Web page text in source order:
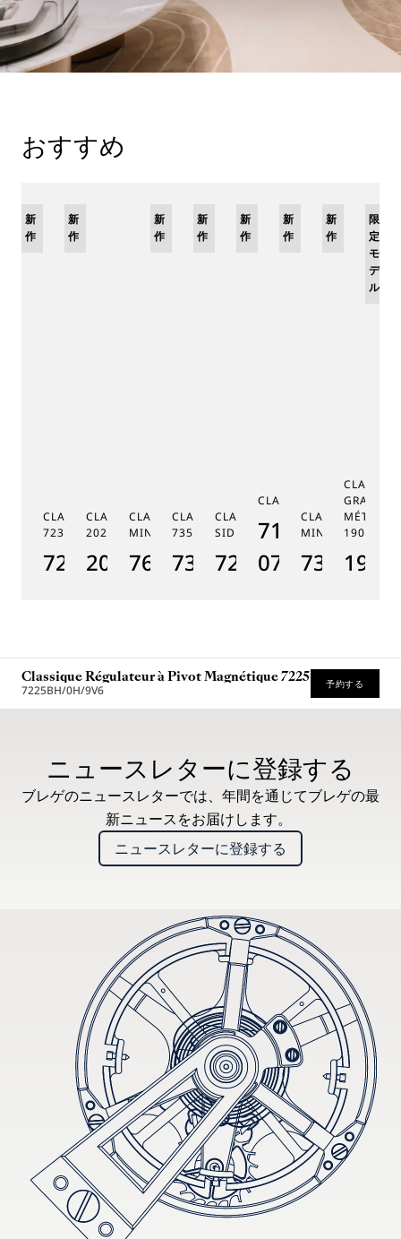
おすすめ
CLASSIQUE PHASE DE LUNE
7235
7235BH/0H/9V6
新
作
CLASSIQUE SOUSCRIPTION
2025
2025BH/28/9W6
新
作
CLASSIQUE RÉPÉTITION
MINUTES 7637
7637BB/2Y/9ZU
CLASSIQUE TOURBILLON
7357
7357BH/1H/386
新
作
CLASSIQUE TOURBILLON
SIDÉRAL 7255
7255PT/2N/9VU
新
作
CLASSIQUE 7185
7185BH/159/
07
新
作
CLASSIQUE
MINUTES 7365
7365BH/
新
作
GRANDE
MÉTIERS
1905
新
作
限
定
モ
デ
ル
Classique Régulateur à Pivot Magnétique 7225
7225BH/0H/9V6 予約する
ニュースレターに登録する
ブレゲのニュースレターでは、年間を通じてブレゲの最
新ニュースをお届けします。
ニュースレターに登録する